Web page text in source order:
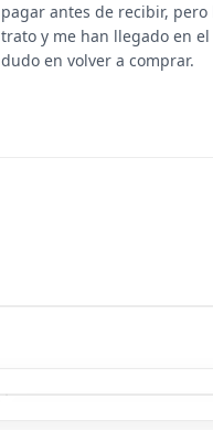
pagar antes de recibir,
trato y me han llegado en
dudo en volver a comprar.